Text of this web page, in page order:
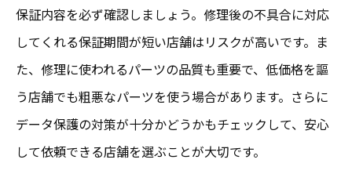
保証内容を必ず確認しましょう。修理後の不具合に対応
してくれる保証期間が短い店舗はリスクが高いです。ま
た、修理に使われるパーツの品質も重要で、低価格を謳
う店舗でも粗悪なパーツを使う場合があります。さらに
データ保護の対策が十分かどうかもチェックして、安心
して依頼できる店舗を選ぶことが大切です。